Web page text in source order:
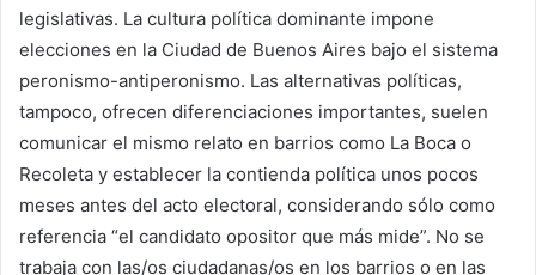
legislativas. La cultura política dominante impone
elecciones en la Ciudad de Buenos Aires bajo el sistema
peronismo-antiperonismo. Las alternativas políticas,
tampoco, ofrecen diferenciaciones importantes, suelen
comunicar el mismo relato en barrios como La Boca o
Recoleta y establecer la contienda política unos pocos
meses antes del acto electoral, considerando sólo como
referencia “el candidato opositor que más mide”. No se
trabaja con las/os ciudadanas/os en los barrios o en las